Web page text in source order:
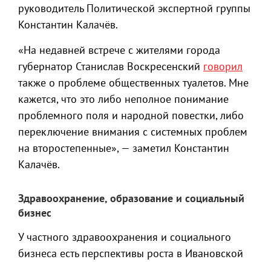
руководитель Политической экспертной группы
Константин Калачёв.
«На недавней встрече с жителями города
губернатор Станислав Воскресенский говорил
также о проблеме общественных туалетов. Мне
кажется, что это либо неполное понимание
проблемного поля и народной повестки, либо
переключение внимания с системных проблем
на второстепенные», — заметил Константин
Калачёв.
Здравоохранение, образование и социальный
бизнес
У частного здравоохранения и социального
бизнеса есть перспективы роста в Ивановской